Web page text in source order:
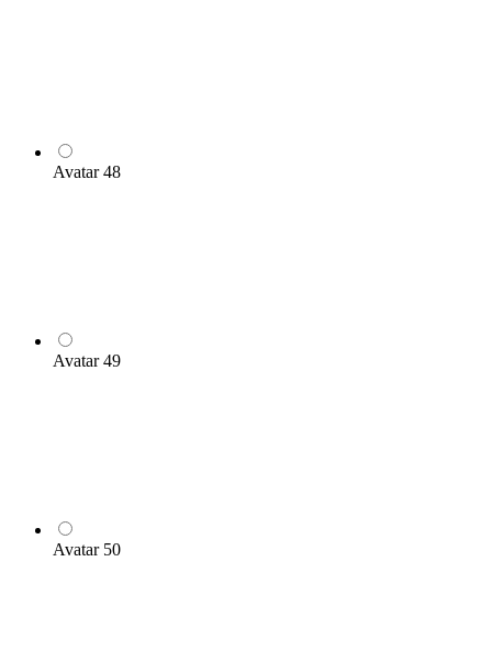
Avatar 48
Avatar 49
Avatar 50